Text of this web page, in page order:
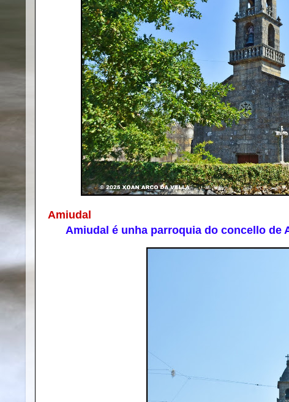
Amiudal
Amiudal é unha parroquia do concello de